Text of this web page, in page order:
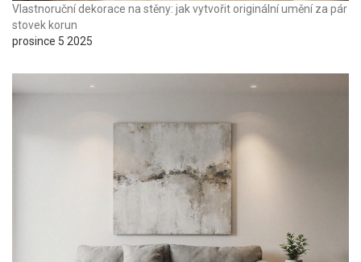
Vlastnoruční dekorace na stěny: jak vytvořit originální umění za pár
stovek korun
prosince 5 2025